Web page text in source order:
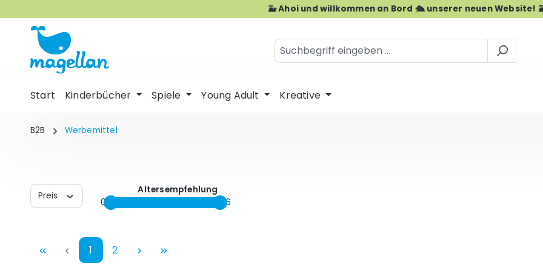
🐳 Ahoi und willkommen an Bord 🛳️ unserer neuen Website!
Start Kinderbücher Spiele Young Adult Kreative
B2B Werbemittel
Preis
Altersempfehlung
0 16
Seite
1 Seite
2